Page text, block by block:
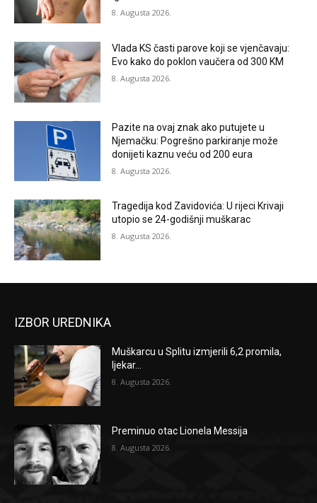
8. Augusta 2026.
Vlada KS časti parove koji se vjenčavaju:
Evo kako do poklon vaučera od 300 KM
8. Augusta 2026.
Pazite na ovaj znak ako putujete u
Njemačku: Pogrešno parkiranje može
donijeti kaznu veću od 200 eura
8. Augusta 2026.
Tragedija kod Zavidovića: U rijeci Krivaji
utopio se 24-godišnji muškarac
8. Augusta 2026.
IZBOR UREDNIKA
Muškarcu u Splitu izmjerili 6,2 promila,
ljekar...
8. Augusta 2026.
Preminuo otac Lionela Messija
8. Augusta 2026.